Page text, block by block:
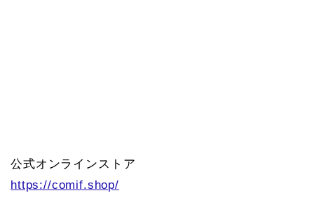
公式オンラインストア
https://comif.shop/